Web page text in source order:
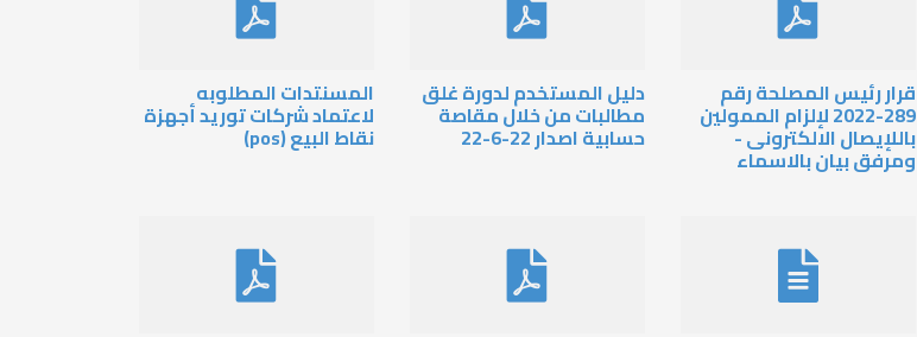
قرار رئيس المصلحة رقم
289-2022 لإلزام الممولين
باللإيصال الالكترونى -
ومرفق بيان بالاسماء
دليل المستخدم لدورة غلق
مطالبات من خلال مقاصة
حسابية اصدار 22-6-22
المسنتدات المطلوبه
لاعتماد شركات توريد أجهزة
نقاط البيع (pos)